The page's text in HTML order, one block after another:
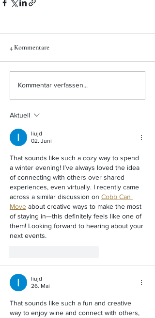
4 Kommentare
Kommentar verfassen...
Aktuell
liujd
02. Juni
That sounds like such a cozy way to spend
a winter evening! I’ve always loved the idea
of connecting with others over shared
experiences, even virtually. I recently came
across a similar discussion on Cobb Can
Move about creative ways to make the most
of staying in—this definitely feels like one of
them! Looking forward to hearing about your
next events.
liujd
26. Mai
That sounds like such a fun and creative
way to enjoy wine and connect with others,